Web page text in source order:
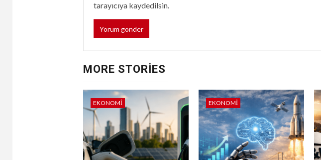
tarayıcıya kaydedilsin.
MORE STORIES
EKONOMI EKONOMI